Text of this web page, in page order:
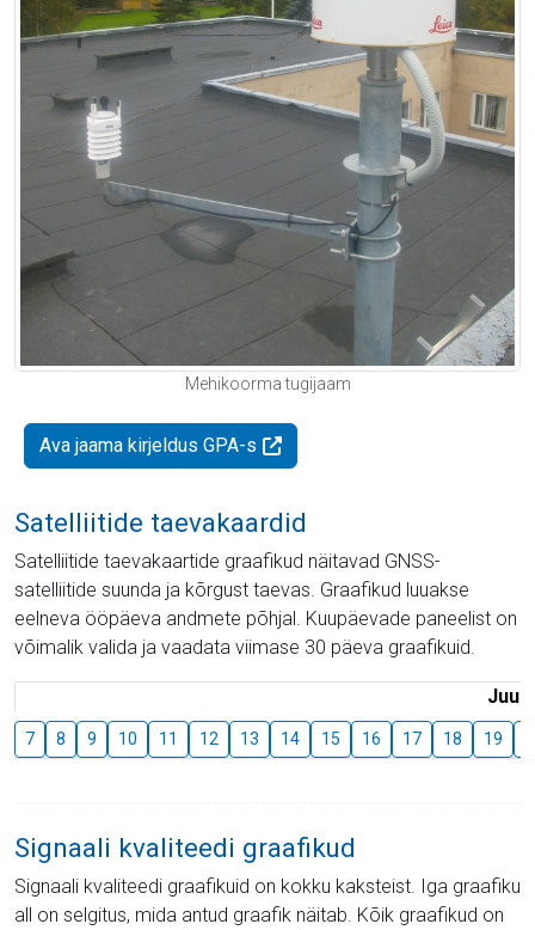
Mehikoorma tugijaam
Ava jaama kirjeldus GPA-s
Satelliitide taevakaardid
Satelliitide taevakaartide graafikud näitavad GNSS-
satelliitide suunda ja kõrgust taevas. Graafikud luuakse
eelneva ööpäeva andmete põhjal. Kuupäevade paneelist on
võimalik valida ja vaadata viimase 30 päeva graafikuid.
Juuli
7 8 9 10 11 12 13 14 15 16 17 18 19
Signaali kvaliteedi graafikud
Signaali kvaliteedi graafikuid on kokku kaksteist. Iga graafiku
all on selgitus, mida antud graafik näitab. Kõik graafikud on